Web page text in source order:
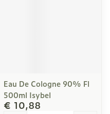
Eau De Cologne 90% Fl
500ml Isybel
€ 10,88